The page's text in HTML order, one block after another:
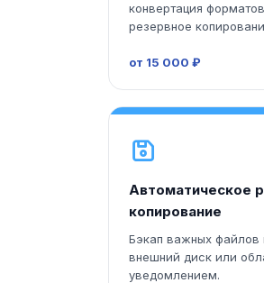
конвертация
резервное
от 15 000 ₽
Автоматическое
копирование
Бэкап важных файлов
внешний диск или
уведомлением.